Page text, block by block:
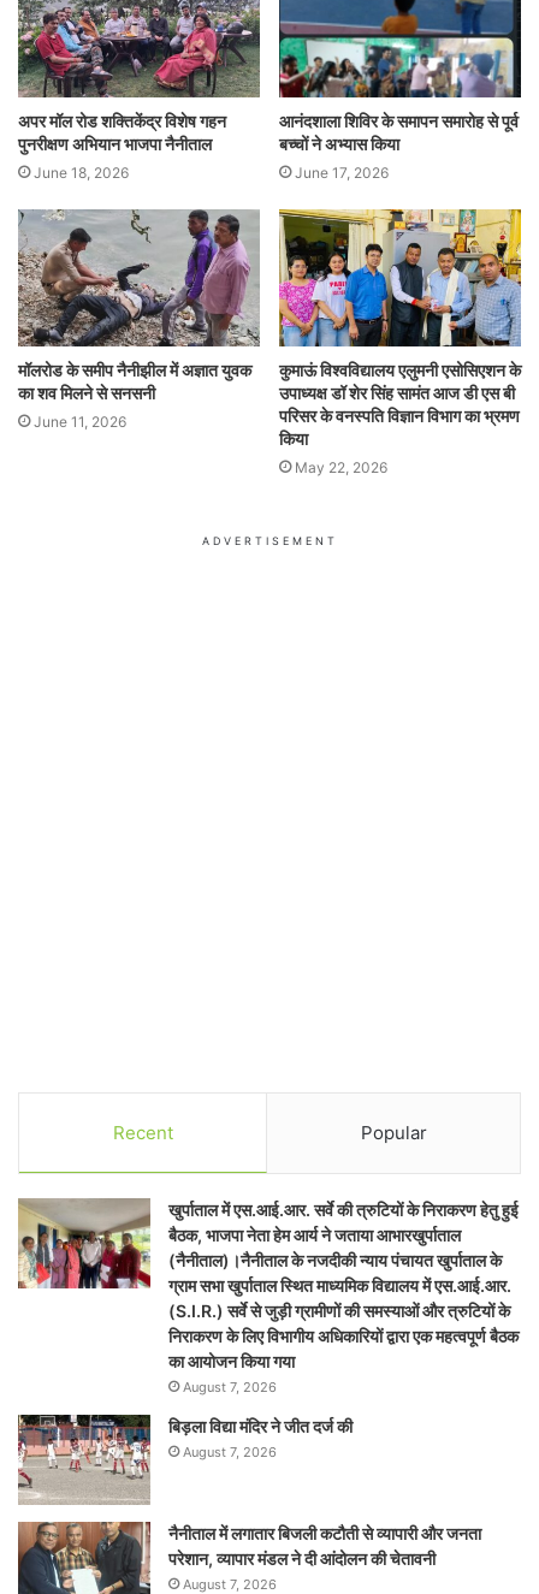
अपर मॉल रोड शक्तिकेंद्र विशेष गहन
पुनरीक्षण अभियान भाजपा नैनीताल
June 18, 2026
आनंदशाला शिविर के समापन समारोह से पूर्व
बच्चों ने अभ्यास किया
June 17, 2026
मॉलरोड के समीप नैनीझील में अज्ञात युवक
का शव मिलने से सनसनी
June 11, 2026
कुमाऊं विश्वविद्यालय एलुमनी एसोसिएशन के
उपाध्यक्ष डॉ शेर सिंह सामंत आज डी एस बी
परिसर के वनस्पति विज्ञान विभाग का भ्रमण
किया
May 22, 2026
ADVERTISEMENT
Recent Popular
खुर्पाताल में एस.आई.आर. सर्वे की त्रुटियों के निराकरण हेतु हुई
बैठक, भाजपा नेता हेम आर्य ने जताया आभारखुर्पाताल
(नैनीताल)।नैनीताल के नजदीकी न्याय पंचायत खुर्पाताल के
ग्राम सभा खुर्पाताल स्थित माध्यमिक विद्यालय में एस.आई.आर.
(S.I.R.) सर्वे से जुड़ी ग्रामीणों की समस्याओं और त्रुटियों के
निराकरण के लिए विभागीय अधिकारियों द्वारा एक महत्वपूर्ण बैठक
का आयोजन किया गया
August 7, 2026
बिड़ला विद्या मंदिर ने जीत दर्ज की
August 7, 2026
नैनीताल में लगातार बिजली कटौती से व्यापारी और जनता
परेशान, व्यापार मंडल ने दी आंदोलन की चेतावनी
August 7, 2026